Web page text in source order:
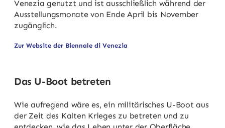
Venezia genutzt und ist ausschließlich während der
Ausstellungsmonate von Ende April bis November
zugänglich.
Zur Website der Biennale di Venezia
Das U-Boot betreten
Wie aufregend wäre es, ein militärisches U-Boot aus
der Zeit des Kalten Krieges zu betreten und zu